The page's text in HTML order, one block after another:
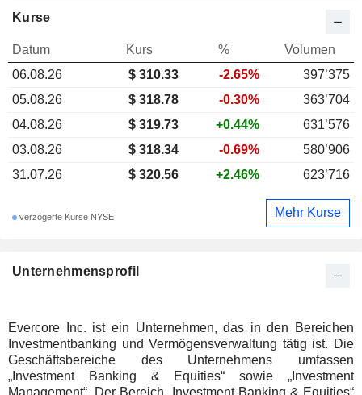
Unternehmensprofil
Evercore Inc. ist ein Unternehmen, das in den Bereichen
Investmentbanking und Vermögensverwaltung tätig ist. Die
Geschäftsbereiche des Unternehmens umfassen
„Investment Banking & Equities“ sowie „Investment
Management“. Der Bereich „Investment Banking & Equities“
Kurse
Datum Kurs %
Volumen
06.08.26
$ 310.33 -2.65%
397’375
05.08.26
$ 318.78 -0.30%
363’704
04.08.26
$ 319.73 +0.44%
631’576
03.08.26
$ 318.34 -0.69%
580’906
31.07.26
$ 320.56 +2.46% 623’716
verzögerte Kurse NYSE Mehr Kurse